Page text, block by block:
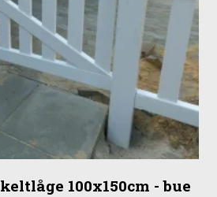
100x150cm - bue